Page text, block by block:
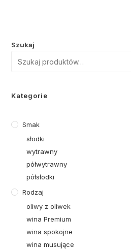
Szukaj
Kategorie
Smak
słodki
wytrawny
półwytrawny
półsłodki
Rodzaj
oliwy z oliwek
wina Premium
wina spokojne
wina musujące